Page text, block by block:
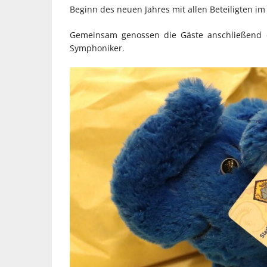
Beginn des neuen Jahres mit allen Beteiligten
Gemeinsam genossen die Gäste
Symphoniker.